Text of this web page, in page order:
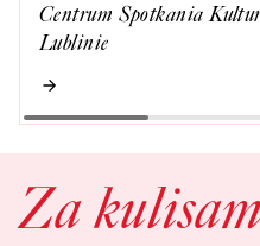
Centrum Spotkania
Lublinie
Za